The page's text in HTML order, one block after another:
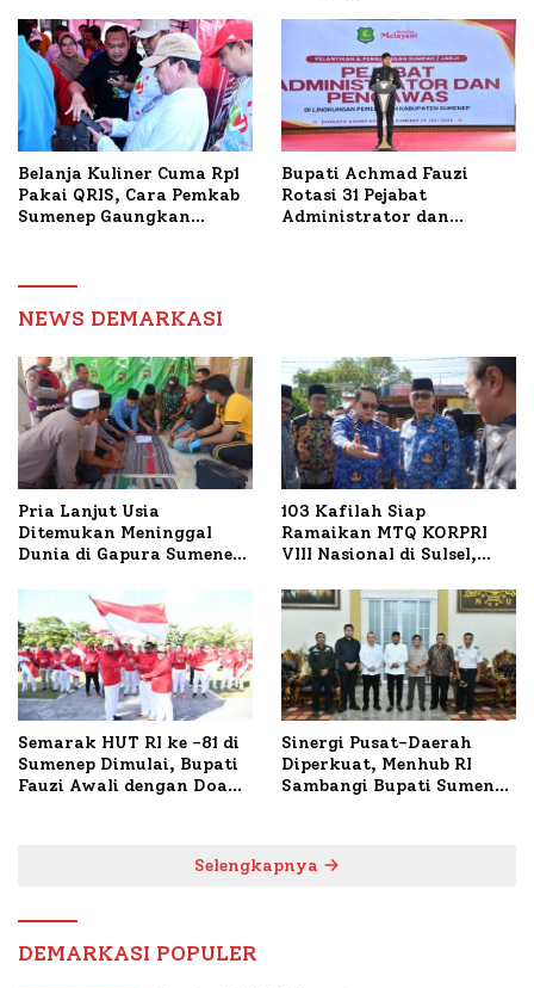
Dua Kecamatan
Belanja Kuliner Cuma Rp1
Pakai QRIS, Cara Pemkab
Sumenep Gaungkan
Bupati Achmad Fauzi
Rotasi 31 Pejabat
Administrator dan
NEWS DEMARKASI
Pria Lanjut Usia
Ditemukan Meninggal
Dunia di Gapura Sumenep,
103 Kafilah Siap
Ramaikan MTQ KORPRI
VIII Nasional di Sulsel,
Semarak HUT RI ke -81 di
Sumenep Dimulai, Bupati
Fauzi Awali dengan Doa
Sinergi Pusat-Daerah
Diperkuat, Menhub RI
Sambangi Bupati Sumenep
Selengkapnya
DEMARKASI POPULER